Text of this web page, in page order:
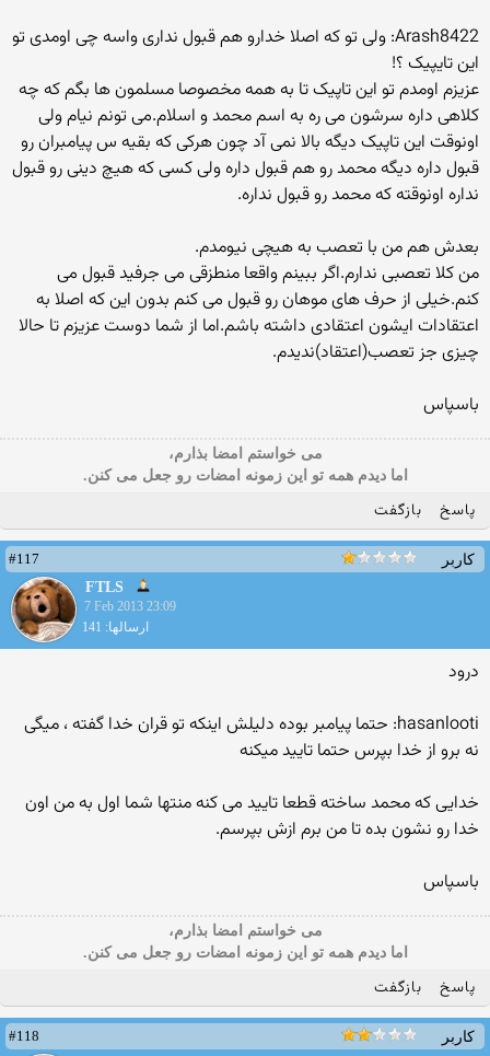
Arash8422: ولی تو که اصلا خدارو هم قبول نداری واسه چی اومدی تو
این تایپیک ؟!
عزیزم اومدم تو این تاپیک تا به همه مخصوصا مسلمون ها بگم که چه
کلاهی داره سرشون می ره به اسم محمد و اسلام.می تونم نیام ولی
اونوقت این تاپیک دیگه بالا نمی آد چون هرکی که بقیه س پیامبران رو
قبول داره دیگه محمد رو هم قبول داره ولی کسی که هیچ دینی رو قبول
نداره اونوقته که محمد رو قبول نداره.
بعدش هم من با تعصب به هیچی نیومدم.
من کلا تعصبی ندارم.اگر ببینم واقعا منطزقی می جرفید قبول می
کنم.خیلی از حرف های موهان رو قبول می کنم بدون این که اصلا به
اعتقادات ایشون اعتقادی داشته باشم.اما از شما دوست عزیزم تا حالا
چیزی جز تعصب(اعتقاد)ندیدم.
باسپاس
می خواستم امضا بذارم،
اما دیدم همه تو این زمونه امضات رو جعل می کنن.
پاسخ بازگفت
کاربر
#117
FTLS
7 Feb 2013 23:09
ارسالها: 141
درود
hasanlooti: حتما پیامبر بوده دلیلش اینکه تو قران خدا گفته ، میگی
نه برو از خدا بپرس حتما تایید میکنه
خدایی که محمد ساخته قطعا تایید می کنه منتها شما اول به من اون
خدا رو نشون بده تا من برم ازش بپرسم.
باسپاس
می خواستم امضا بذارم،
اما دیدم همه تو این زمونه امضات رو جعل می کنن.
پاسخ بازگفت
کاربر #118